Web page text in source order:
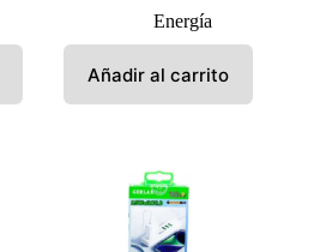
Energía
Añadir al carrito